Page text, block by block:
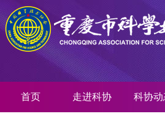
首页 走进科协 科协动